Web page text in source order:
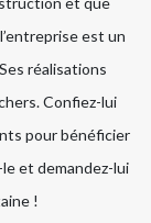
est un
réalisations
Confiez-lui
pour bénéficier
et demandez-lui
!